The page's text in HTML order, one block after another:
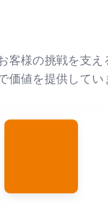
客様の挑戦を支
価値を提供してい